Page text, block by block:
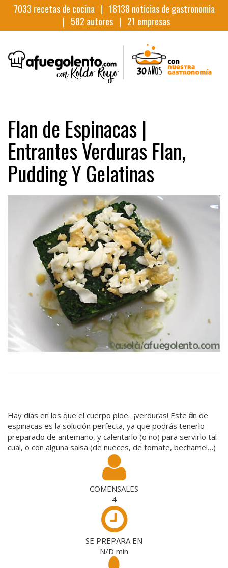
7033 recetas de cocina | 18138 noticias de gastronomia
| 582 autores | 21 empresas
Flan de Espinacas |
Entrantes Verduras Flan,
Pudding Y Gelatinas
Hay días en los que el cuerpo pide…¡verduras! Este flan de
espinacas es la solución perfecta, ya que podrás tenerlo
preparado de antemano, y calentarlo (o no) para servirlo tal
cual, o con alguna salsa (de nueces, de tomate, bechamel…)
COMENSALES
4
SE PREPARA EN
N/D min